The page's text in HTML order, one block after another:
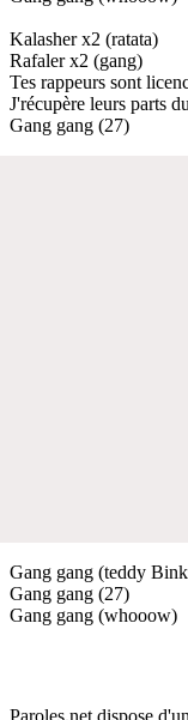
Kalasher x2 (ratata)
Rafaler x2 (gang)
Tes rappeurs sont
J'récupère leurs parts
Gang gang (27)
Gang gang (teddy
Gang gang (27)
Gang gang (whooow)
Paroles.net dispose